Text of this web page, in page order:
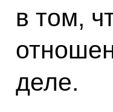
в том,
деле.